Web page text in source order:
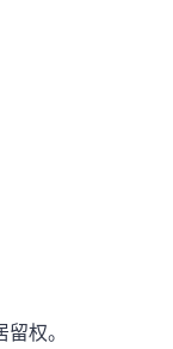
权。